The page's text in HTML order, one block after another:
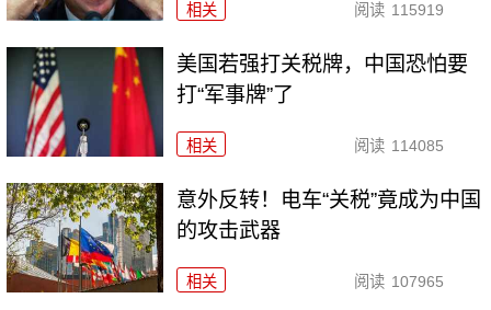
相关 阅读 115919
美国若强打关税牌，中国恐怕要
打“军事牌”了
相关 阅读 114085
意外反转！电车“关税”竟成为中国
的攻击武器
相关 阅读 107965